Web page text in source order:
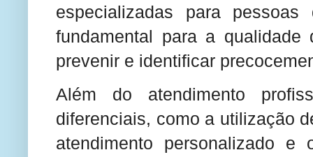
especializadas para
fundamental para a
prevenir e identificar
Além do atendimento
diferenciais, como a utilização
atendimento personalizado